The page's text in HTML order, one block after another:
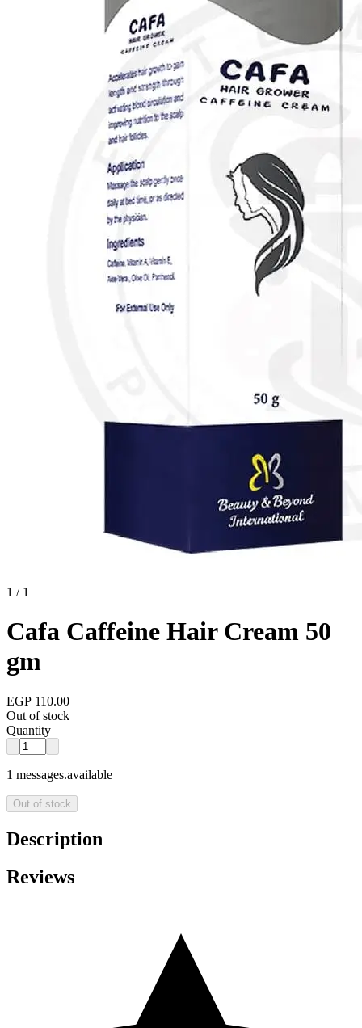
1 / 1
Cafa Caffeine Hair Cream 50
gm
EGP 110.00
Out of stock
Quantity
1 messages.available
Out of stock
Description
Reviews